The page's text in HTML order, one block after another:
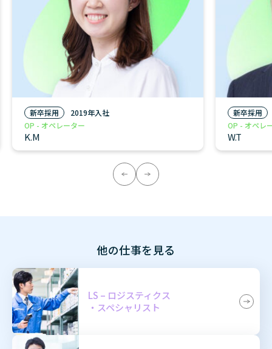
新卒採用
2019年入社
OP - オペレーター
K.M
新卒採用
OP - オペレ
W.T
他の仕事を見る
LS – ロジスティクス
・スペシャリスト